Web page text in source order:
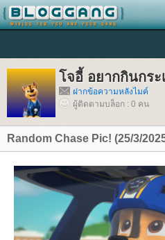
จอี้ อยากกินกระ
ฝากข้อความหลังไมค์
ผู้ติดตามบล็อก : 0 คน
Random Chase Pic! (25/3/